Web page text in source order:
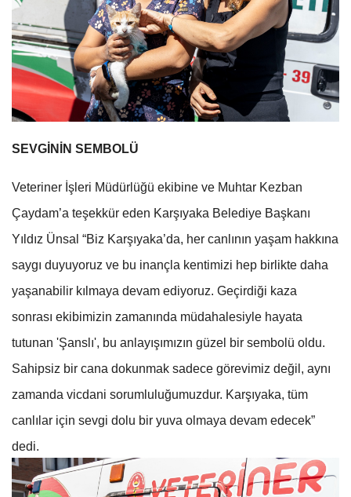
SEVGİNİN SEMBOLÜ
Veteriner İşleri Müdürlüğü ekibine ve Muhtar Kezban
Çaydam’a teşekkür eden Karşıyaka Belediye Başkanı
Yıldız Ünsal “Biz Karşıyaka’da, her canlının yaşam hakkına
saygı duyuyoruz ve bu inançla kentimizi hep birlikte daha
yaşanabilir kılmaya devam ediyoruz. Geçirdiği kaza
sonrası ekibimizin zamanında müdahalesiyle hayata
tutunan 'Şanslı', bu anlayışımızın güzel bir sembolü oldu.
Sahipsiz bir cana dokunmak sadece görevimiz değil, aynı
zamanda vicdani sorumluluğumuzdur. Karşıyaka, tüm
canlılar için sevgi dolu bir yuva olmaya devam edecek”
dedi.